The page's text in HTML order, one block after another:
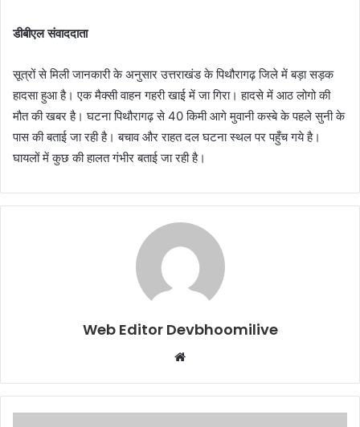
डीबीएल संवाददाता
सूत्रों से मिली जानकारी के अनुसार उत्तराखंड के पिथौरागढ़ जिले में बड़ा सड़क
हादसा हुआ है। एक मैक्सी वाहन गहरी खाई में जा गिरा। हादसे में आठ लोगो की
मौत की खबर है। घटना पिथौरागढ़ से 40 किमी आगे मुवानी कस्बे के पहले सुनी के
पास की बताई जा रही है। बचाव और राहत दल घटना स्थल पर पहुँच गये है।
घायलों में कुछ की हालत गंभीर बताई जा रही है।
Web Editor Devbhoomilive
Website